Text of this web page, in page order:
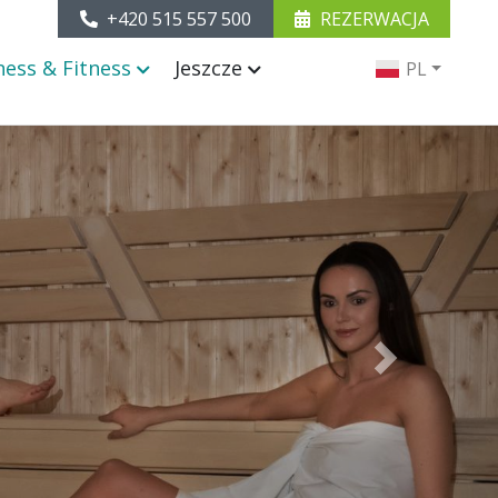
& Fitness Jeszcze
+420 515 557 500 REZERWACJA
PL
Next